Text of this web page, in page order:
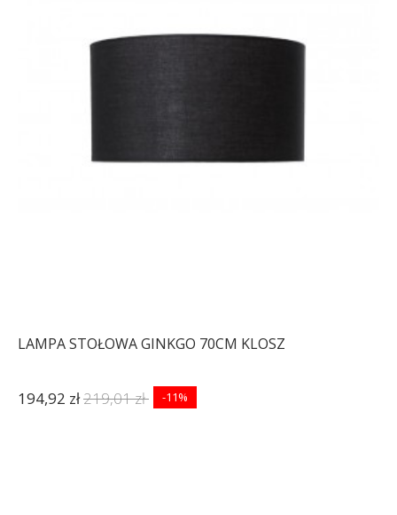
LAMPA STOŁOWA GINKGO 70CM KLOSZ
194,92 zł219,01 zł -11%